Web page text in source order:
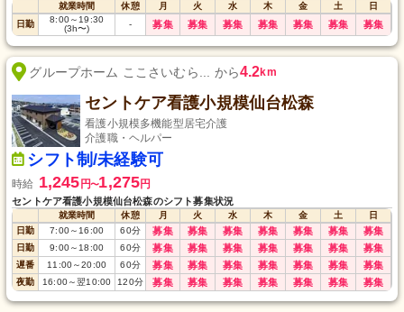
就業時間 休憩 月 火 水 木 金 土
日
日勤
8:00～ 19:30
(3h〜)
- 募集 募集 募集 募集 募集 募集 募集
グループホーム ここさいむら... から4.2km
セントケア看護小規模仙台松森
看護小規模多機能型居宅介護
介護職・ヘルパー
シフト制/未経験可
時給 1,245 円〜1,275円
セントケア看護小規模仙台松森のシフト募集状況
就業時間 休憩 月 火 水 木 金 土
日
日勤
7:00～ 16:00 60分 募集 募集 募集 募集 募集 募集 募集
日勤 9:00～ 18:00 60分 募集 募集 募集 募集 募集 募集 募集
遅番 11:00～20:00 60分 募集 募集 募集 募集 募集 募集 募集
夜勤 16:00～翌10:00 120分 募集 募集 募集 募集 募集 募集 募集